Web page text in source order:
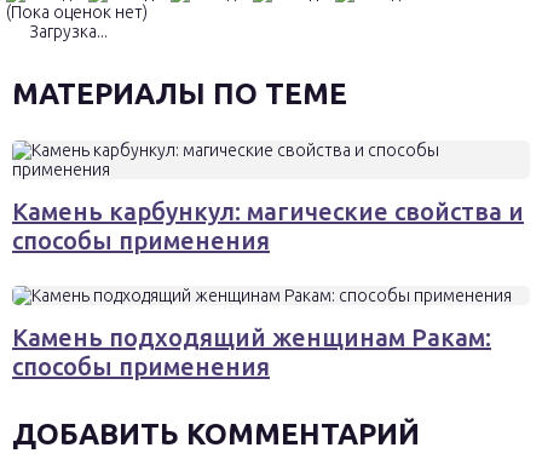
(Пока оценок нет)
Загрузка...
МАТЕРИАЛЫ ПО ТЕМЕ
Камень карбункул: магические свойства и
способы применения
Камень подходящий женщинам Ракам:
способы применения
ДОБАВИТЬ КОММЕНТАРИЙ